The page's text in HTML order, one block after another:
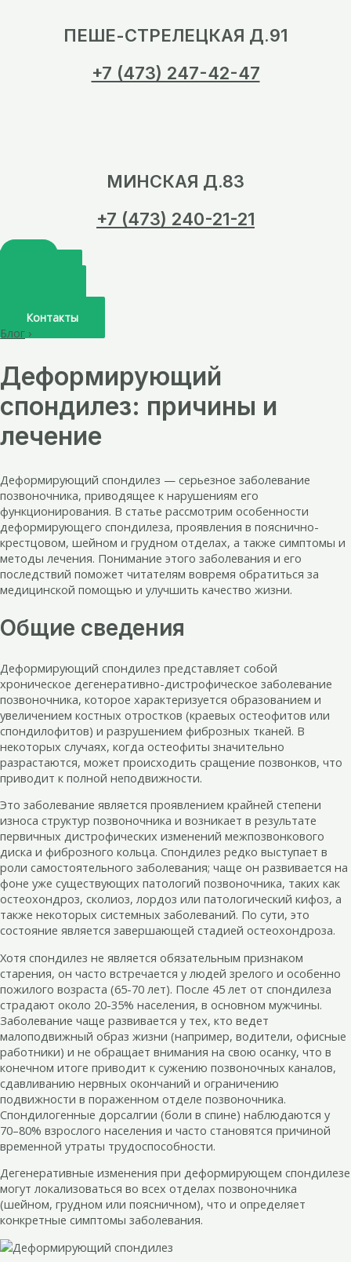
ПЕШЕ-СТРЕЛЕЦКАЯ Д.91
+7 (473) 247-42-47
МИНСКАЯ Д.83
+7 (473) 240-21-21
Контакты
Блог ›
Деформирующий
спондилез: причины и
лечение
Деформирующий спондилез — серьезное заболевание
позвоночника, приводящее к нарушениям его
функционирования. В статье рассмотрим особенности
деформирующего спондилеза, проявления в пояснично-
крестцовом, шейном и грудном отделах, а также симптомы и
методы лечения. Понимание этого заболевания и его
последствий поможет читателям вовремя обратиться за
медицинской помощью и улучшить качество жизни.
Общие сведения
Деформирующий спондилез представляет собой
хроническое дегенеративно-дистрофическое заболевание
позвоночника, которое характеризуется образованием и
увеличением костных отростков (краевых остеофитов или
спондилофитов) и разрушением фиброзных тканей. В
некоторых случаях, когда остеофиты значительно
разрастаются, может происходить сращение позвонков, что
приводит к полной неподвижности.
Это заболевание является проявлением крайней степени
износа структур позвоночника и возникает в результате
первичных дистрофических изменений межпозвонкового
диска и фиброзного кольца. Спондилез редко выступает в
роли самостоятельного заболевания; чаще он развивается на
фоне уже существующих патологий позвоночника, таких как
остеохондроз, сколиоз, лордоз или патологический кифоз, а
также некоторых системных заболеваний. По сути, это
состояние является завершающей стадией остеохондроза.
Хотя спондилез не является обязательным признаком
старения, он часто встречается у людей зрелого и особенно
пожилого возраста (65-70 лет). После 45 лет от спондилеза
страдают около 20-35% населения, в основном мужчины.
Заболевание чаще развивается у тех, кто ведет
малоподвижный образ жизни (например, водители, офисные
работники) и не обращает внимания на свою осанку, что в
конечном итоге приводит к сужению позвоночных каналов,
сдавливанию нервных окончаний и ограничению
подвижности в пораженном отделе позвоночника.
Спондилогенные дорсалгии (боли в спине) наблюдаются у
70–80% взрослого населения и часто становятся причиной
временной утраты трудоспособности.
Дегенеративные изменения при деформирующем спондилезе
могут локализоваться во всех отделах позвоночника
(шейном, грудном или поясничном), что и определяет
конкретные симптомы заболевания.